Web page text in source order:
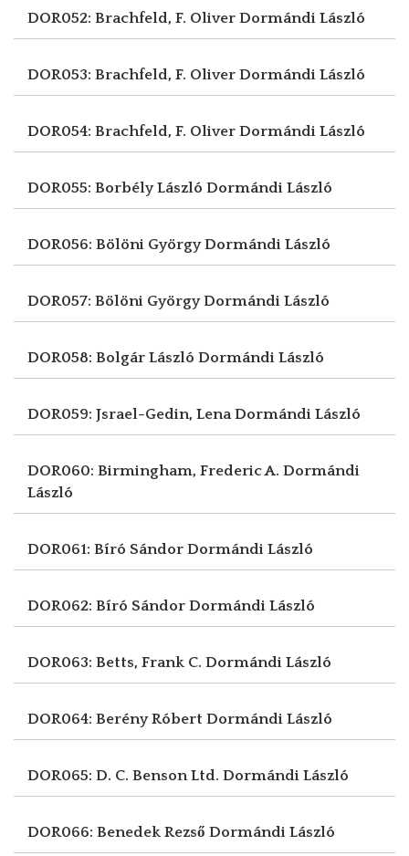
DOR052: Brachfeld, F. Oliver Dormándi László
DOR053: Brachfeld, F. Oliver Dormándi László
DOR054: Brachfeld, F. Oliver Dormándi László
DOR055: Borbély László Dormándi László
DOR056: Bölöni GyörgyDormándi László
DOR057: Bölöni GyörgyDormándi László
DOR058: Bolgár László Dormándi László
DOR059: Jsrael-Gedin, LenaDormándi László
DOR060: Birmingham, Frederic A. Dormándi
László
DOR061: Bíró Sándor Dormándi László
DOR062: Bíró Sándor Dormándi László
DOR063: Betts, Frank C. Dormándi László
DOR064: Berény Róbert Dormándi László
DOR065: D. C. Benson Ltd. Dormándi László
DOR066: Benedek Rezső Dormándi László